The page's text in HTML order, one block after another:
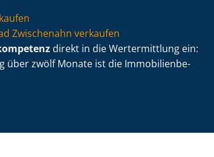
Zwischenahn verkaufen
direkt in die Wertermittlung ein:
über zwölf Monate ist die Im­mo­bi­li­en­be­